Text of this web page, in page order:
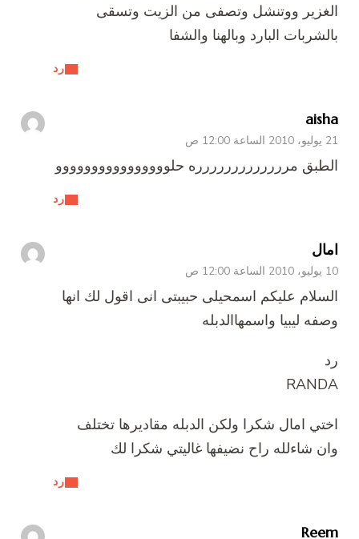
رد
الغزير ووتنشل وتصفى من الزيت وتسقى
بالشربات البارد وبالهنا والشفا
aisha
21 يوليو، 2010 الساعة 12:00 ص
رد
الطبق مررررررررررررره حلوووووووووووووووو
امال
10 يوليو، 2010 الساعة 12:00 ص
رد
السلام عليكم اسمحيلى حبيبتى انى اقول لك انها
وصفه ليبيا واسمهاالدبله
رد
RANDA
اختي امال شكرا ولكن الدبله مقاديرها تختلف
وان شاءلله راح نضيفها غاليتي شكرا لك
Reem